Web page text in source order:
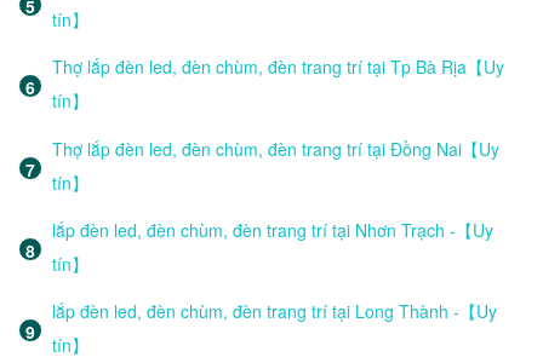
tín】
Thợ lắp đèn led, đèn chùm, đèn trang trí tại Tp Bà Rịa【Uy
tín】
Thợ lắp đèn led, đèn chùm, đèn trang trí tại Đồng Nai【Uy
tín】
lắp đèn led, đèn chùm, đèn trang trí tại Nhơn Trạch -【Uy
tín】
lắp đèn led, đèn chùm, đèn trang trí tại Long Thành -【Uy
tín】